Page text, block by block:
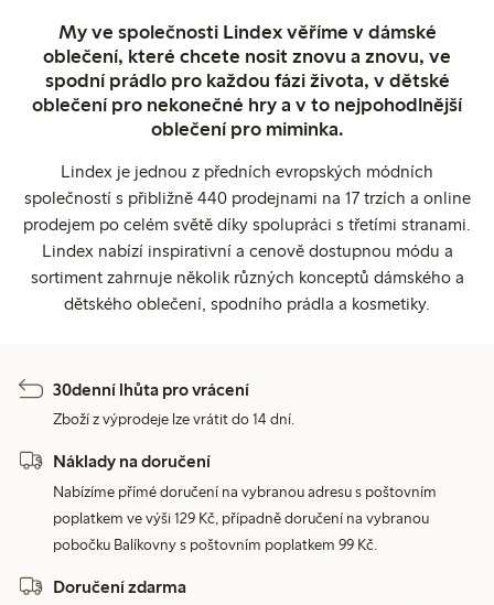
My ve společnosti Lindex věříme v dámské
oblečení, které chcete nosit znovu a znovu, ve
spodní prádlo pro každou fázi života, v dětské
oblečení pro nekonečné hry a v to nejpohodlnější
oblečení pro miminka.
Lindex je jednou z předních evropských módních
společností s přibližně 440 prodejnami na 17 trzích a online
prodejem po celém světě díky spolupráci s třetími stranami.
Lindex nabízí inspirativní a cenově dostupnou módu a
sortiment zahrnuje několik různých konceptů dámského a
dětského oblečení, spodního prádla a kosmetiky.
30denní lhůta pro vrácení
Zboží z výprodeje lze vrátit do 14 dní.
Náklady na doručení
Nabízíme přímé doručení na vybranou adresu s poštovním
poplatkem ve výši 129 Kč, případně doručení na vybranou
pobočku Balíkovny s poštovním poplatkem 99 Kč.
Doručení zdarma